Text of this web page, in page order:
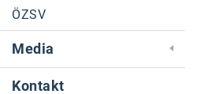
ÖZSV
Media
Kontakt